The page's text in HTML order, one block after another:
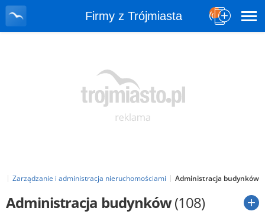
Firmy z Trójmiasta
Zarządzanie i administracja nieruchomościami Administracja budynków
Administracja budynków(108)